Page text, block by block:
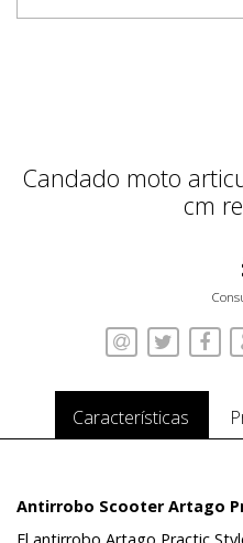
Candado moto
cm
Características
Antirrobo Scooter Artago